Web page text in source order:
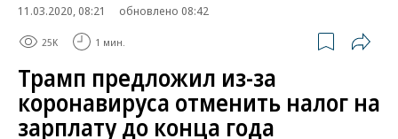
11.03.2020, 08:21
обновлено 08:42
25K 1 мин.
Трамп предложил из-за
коронавируса отменить налог на
зарплату до конца года